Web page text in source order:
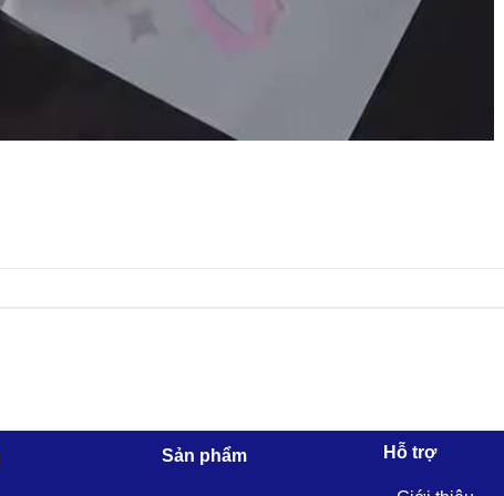
Sản phẩm Hỗ trợ